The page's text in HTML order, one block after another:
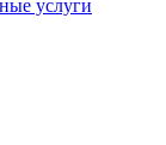
услуги